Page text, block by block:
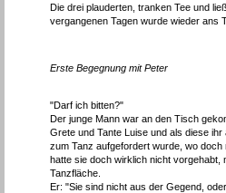
Die drei plauderten, tranken Tee und
vergangenen Tagen wurde wieder ans
Erste Begegnung mit Peter
"Darf ich bitten?"
Der junge Mann war an den Tisch
Grete und Tante Luise und als diese
zum Tanz aufgefordert wurde, wo
hatte sie doch wirklich nicht vorgehabt,
Tanzfläche.
Er: "Sie sind nicht aus der Gegend,